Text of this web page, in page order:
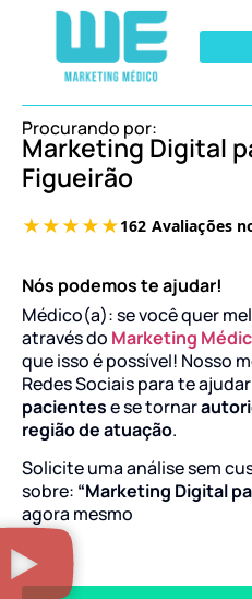
Procurando por:
Marketing Digital
Figueirão
Nós podemos te ajudar!
Médico(a): se você quer
através do Marketing
que isso é possível! Nosso
Redes Sociais para te
pacientese se tornar
região de atuação.
Solicite uma análise sem
sobre: “Marketing Digital
agora mesmo